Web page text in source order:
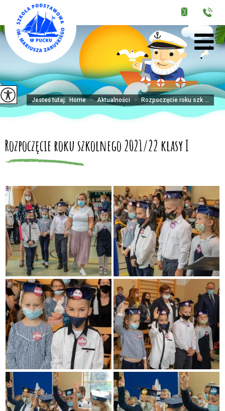
Jesteś tutaj: Home > Aktualności > Rozpoczęcie roku szk ...
Rozpoczęcie roku szkolnego 2021/22 klasy I